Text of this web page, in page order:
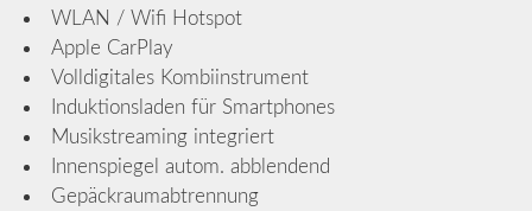
WLAN / Wifi Hotspot
Apple CarPlay
Volldigitales Kombiinstrument
Induktionsladen für Smartphones
Musikstreaming integriert
Innenspiegel autom. abblendend
Gepäckraumabtrennung